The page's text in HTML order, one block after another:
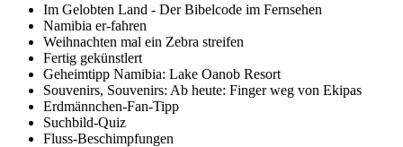
Im Gelobten Land - Der Bibelcode im Fernsehen
Namibia er-fahren
Weihnachten mal ein Zebra streifen
Fertig gekünstlert
Geheimtipp Namibia: Lake Oanob Resort
Souvenirs, Souvenirs: Ab heute: Finger weg von Ekipas
Erdmännchen-Fan-Tipp
Suchbild-Quiz
Fluss-Beschimpfungen